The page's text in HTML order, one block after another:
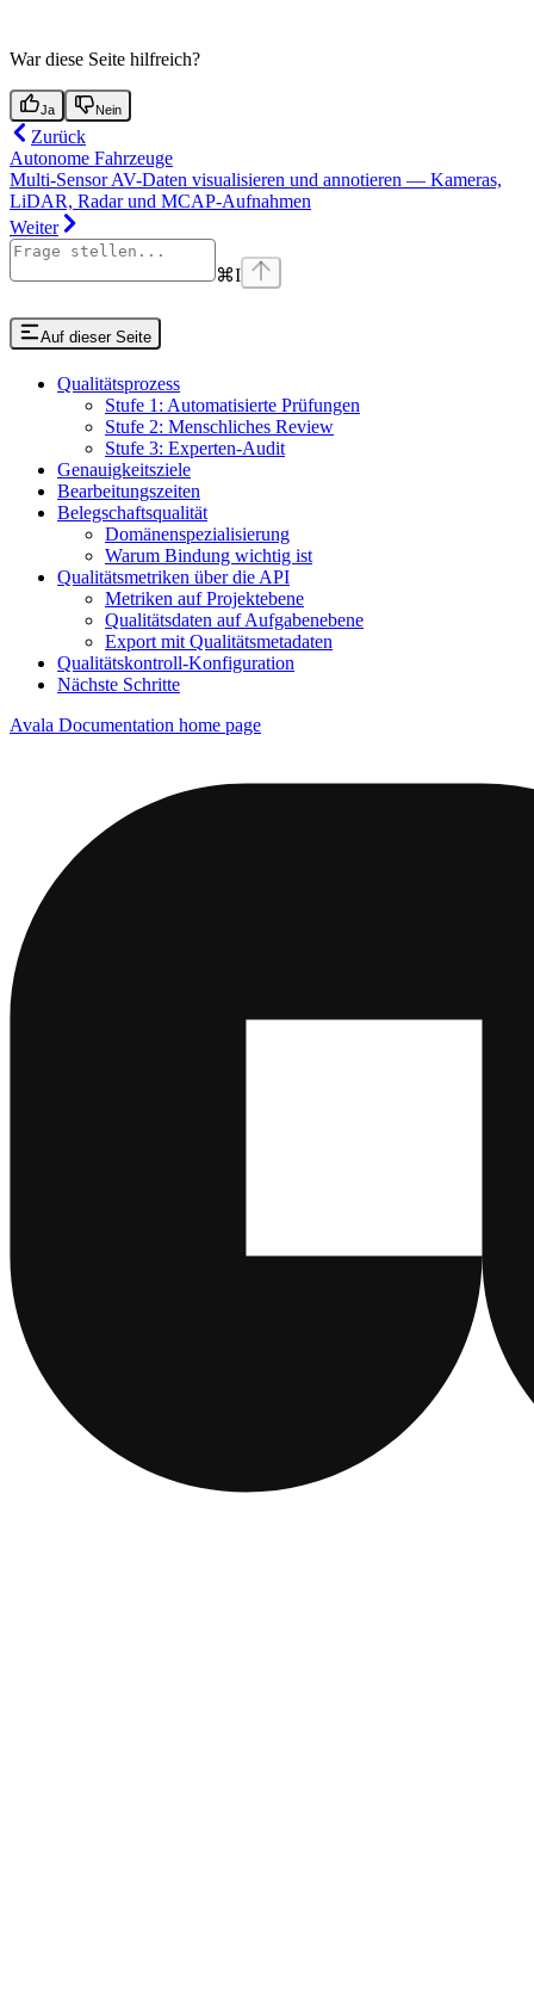
War diese Seite hilfreich?
Ja Nein
Zurück
Autonome Fahrzeuge
Multi-Sensor AV-Daten visualisieren und annotieren — Kameras,
LiDAR, Radar und MCAP-Aufnahmen
Weiter
⌘I
Auf dieser Seite
Qualitätsprozess
Stufe 1: Automatisierte Prüfungen
Stufe 2: Menschliches Review
Stufe 3: Experten-Audit
Genauigkeitsziele
Bearbeitungszeiten
Belegschaftsqualität
Domänenspezialisierung
Warum Bindung wichtig ist
Qualitätsmetriken über die API
Metriken auf Projektebene
Qualitätsdaten auf Aufgabenebene
Export mit Qualitätsmetadaten
Qualitätskontroll-Konfiguration
Nächste Schritte
Avala Documentation home page